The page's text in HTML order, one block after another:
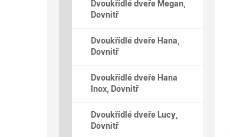
Dvoukřídlé dveře Megan,
Dovnitř
Dvoukřídlé dveře Hana,
Dovnitř
Dvoukřídlé dveře Hana
Inox, Dovnitř
Dvoukřídlé dveře Lucy,
Dovnitř